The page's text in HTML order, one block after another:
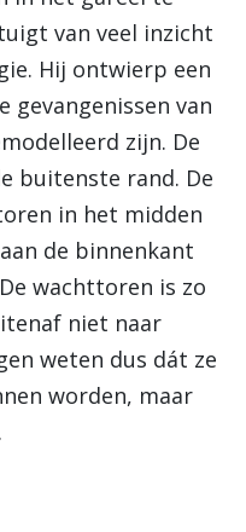
van veel inzicht
Hij ontwierp een
gevangenissen van
zijn. De
buitenste rand. De
in het midden
de binnenkant
wachttoren is zo
niet naar
weten dus dát ze
worden, maar